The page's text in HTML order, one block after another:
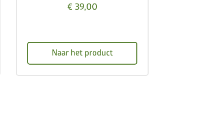
€ 39,00
Naar het product
cancel